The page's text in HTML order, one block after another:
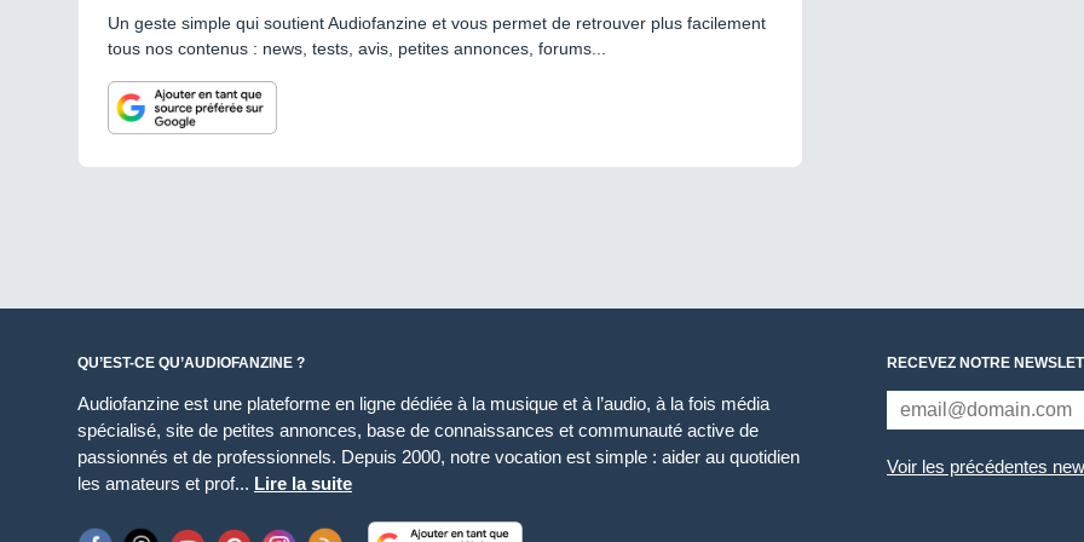
Un geste simple qui soutient Audiofanzine et vous permet de retrouver plus facilement
tous nos contenus : news, tests, avis, petites annonces, forums...
QU’EST-CE QU’AUDIOFANZINE ?
Audiofanzine est une plateforme en ligne dédiée à la musique et à l’audio, à la fois média
spécialisé, site de petites annonces, base de connaissances et communauté active de
passionnés et de professionnels. Depuis 2000, notre vocation est simple : aider au quotidien
les amateurs et prof... Lire la suite
RECEVEZ NOTRE
Voir les précédentes